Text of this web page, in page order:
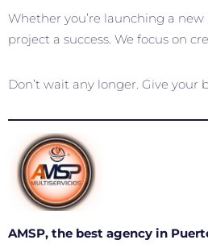
Whether you’re launching a
project a success. We focus on
Don’t wait any longer. Give your
AMSP, the best agency in